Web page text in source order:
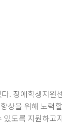
. 장애학생지원
상을 위해 노력
도록 지원하고